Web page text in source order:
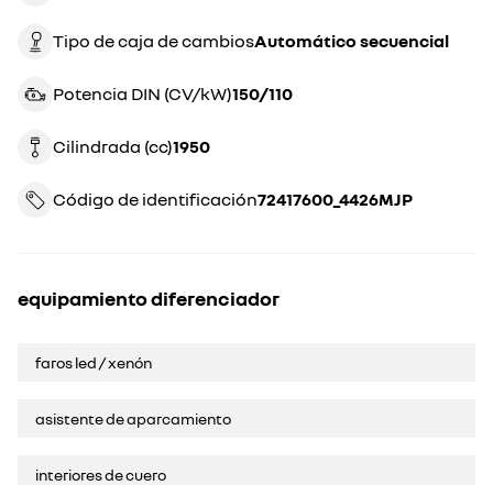
Tipo de caja de cambios automático secuencial
Potencia DIN (CV/kW) 150/110
Cilindrada (cc) 1950
Código de identificación 72417600_4426MJP
equipamiento diferenciador
faros led / xenón
asistente de aparcamiento
interiores de cuero